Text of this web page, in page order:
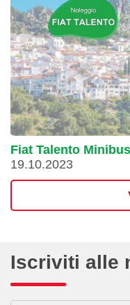
Fiat Talento
19.10.2023
Iscriviti alle